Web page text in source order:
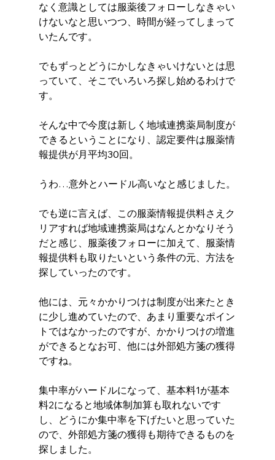
なく意識としては服薬後フォローしなきゃい
けないなと思いつつ、時間が経ってしまって
いたんです。
でもずっとどうにかしなきゃいけないとは思
っていて、そこでいろいろ探し始めるわけで
す。
そんな中で今度は新しく地域連携薬局制度が
できるということになり、認定要件は服薬情
報提供が月平均30回。
うわ…意外とハードル高いなと感じました。
でも逆に言えば、この服薬情報提供料さえク
リアすれば地域連携薬局はなんとかなりそう
だと感じ、服薬後フォローに加えて、服薬情
報提供料も取りたいという条件の元、方法を
探していったのです。
他には、元々かかりつけは制度が出来たとき
に少し進めていたので、あまり重要なポイン
トではなかったのですが、かかりつけの増進
ができるとなお可、他には外部処方箋の獲得
ですね。
集中率がハードルになって、基本料1が基本
料2になると地域体制加算も取れないです
し、どうにか集中率を下げたいと思っていた
ので、外部処方箋の獲得も期待できるものを
探しました。